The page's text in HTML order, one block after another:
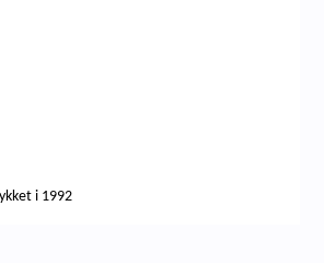
i 1992